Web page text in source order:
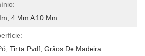
4 Mm A 10 Mm
Tinta Pvdf, Grãos De Madeira